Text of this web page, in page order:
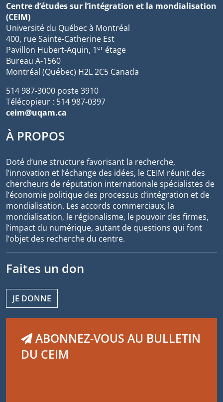
Centre d’études sur l’intégration et la mondialisation
(CEIM)
Université du Québec à Montréal
400, rue Sainte-Catherine Est
Pavillon Hubert-Aquin, 1er étage
Bureau A-1560
Montréal (Québec) H2L 2C5 Canada
514 987-3000 poste 3910
Télécopieur : 514 987-0397
ceim@uqam.ca
À PROPOS
Doté d’une structure favorisant la recherche,
l’innovation et l’échange des idées, le CEIM réunit des
chercheurs de réputation internationale spécialistes de
l’économie politique des processus d’intégration et de
mondialisation. Les accords commerciaux, la
mondialisation, le régionalisme, le pouvoir des firmes,
l’impact du numérique, autant de questions qui font
l’objet des recherche du centre.
Faites un don
JE DONNE
ABONNEZ-VOUS AU BULLETIN
DU CEIM